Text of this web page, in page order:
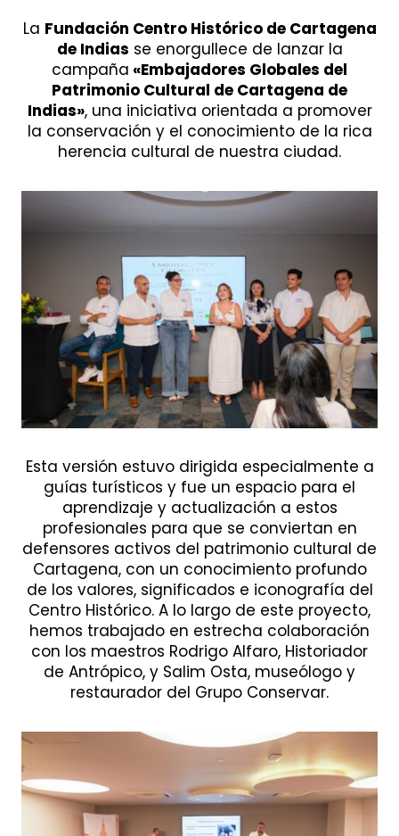
La Fundación Centro Histórico de Cartagena
de Indias se enorgullece de lanzar la
campaña «Embajadores Globales del
Patrimonio Cultural de Cartagena de
Indias», una iniciativa orientada a promover
la conservación y el conocimiento de la rica
herencia cultural de nuestra ciudad.
Esta versión estuvo dirigida especialmente a
guías turísticos y fue un espacio para el
aprendizaje y actualización a estos
profesionales para que se conviertan en
defensores activos del patrimonio cultural de
Cartagena, con un conocimiento profundo
de los valores, significados e iconografía del
Centro Histórico. A lo largo de este proyecto,
hemos trabajado en estrecha colaboración
con los maestros Rodrigo Alfaro, Historiador
de Antrópico, y Salim Osta, museólogo y
restaurador del Grupo Conservar.